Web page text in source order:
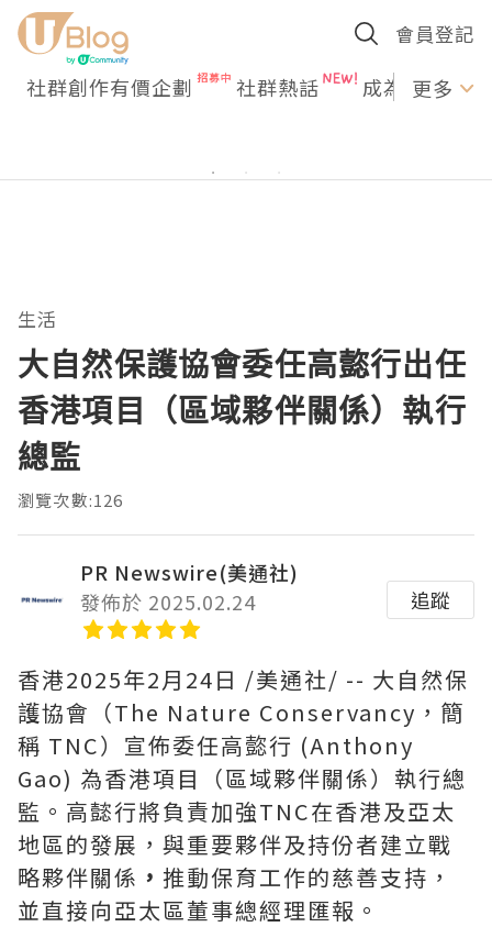
會員登記
社群創作有價企劃 社群熱話 成為U更多
生活
大自然保護協會委任高㦤行出任
香港項目（區域夥伴關係）執行
總監
瀏覽次數:126
PR Newswire(美通社)
發佈於 2025.02.24
追蹤
香港2025年2月24日 /美通社/ -- 大自然保
護協會（The Nature Conservancy，簡
稱 TNC）宣佈委任高㦤行 (Anthony
Gao) 為香港項目（區域夥伴關係）執行總
監。高懿行將負責加強TNC在香港及亞太
地區的發展，與重要夥伴及持份者建立戰
略夥伴關係 ， 推動保育工作的慈善支持，
並直接向亞太區董事總經理匯報。